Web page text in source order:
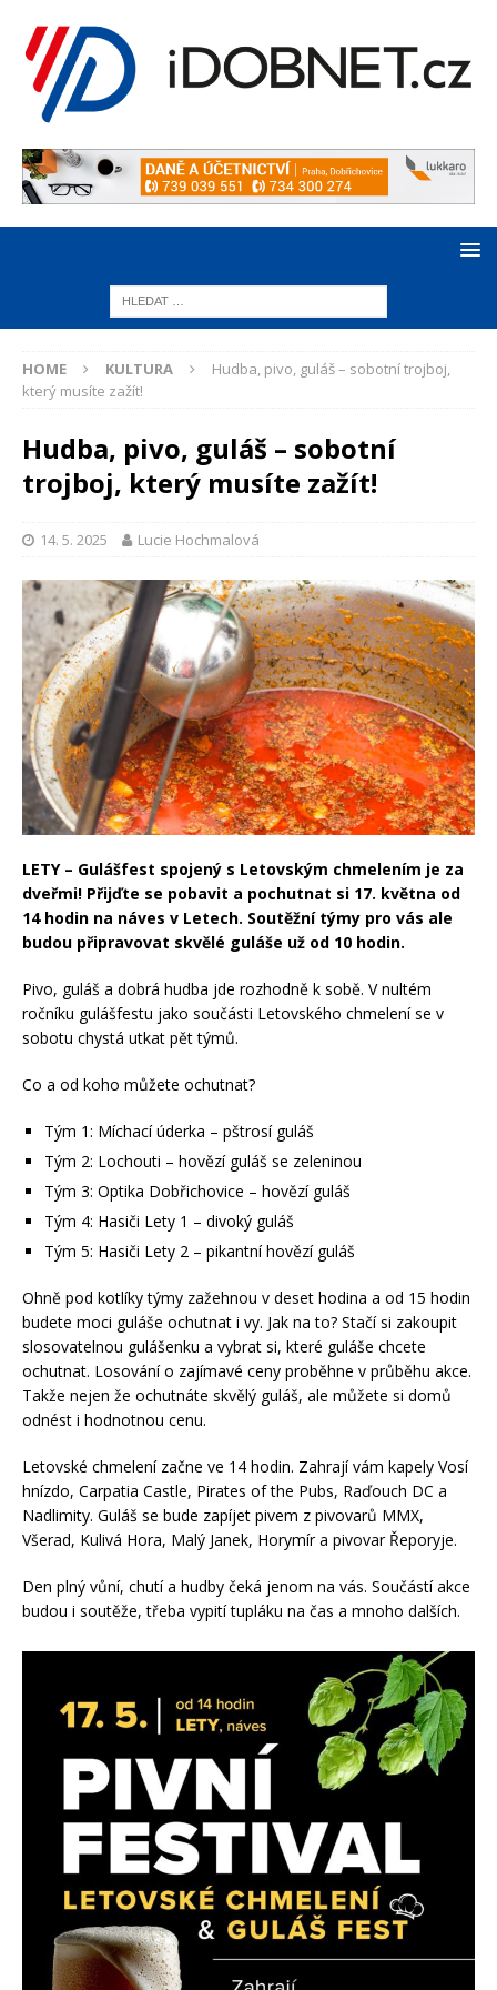
HOME KULTURA
Hudba, pivo, guláš – sobotní trojboj,
který musíte zažít!
Hudba, pivo, guláš – sobotní
trojboj, který musíte zažít!
14. 5. 2025 Lucie Hochmalová
LETY – Gulášfest spojený s Letovským chmelením je za
dveřmi! Přijďte se pobavit a pochutnat si 17. května od
14 hodin na náves v Letech. Soutěžní týmy pro vás ale
budou připravovat skvělé guláše už od 10 hodin.
Pivo, guláš a dobrá hudba jde rozhodně k sobě. V nultém
ročníku gulášfestu jako součásti Letovského chmelení se v
sobotu chystá utkat pět týmů.
Co a od koho můžete ochutnat?
Tým 1: Míchací úderka – pštrosí guláš
Tým 2: Lochouti – hovězí guláš se zeleninou
Tým 3: Optika Dobřichovice – hovězí guláš
Tým 4: Hasiči Lety 1 – divoký guláš
Tým 5: Hasiči Lety 2 – pikantní hovězí guláš
Ohně pod kotlíky týmy zažehnou v deset hodina a od 15 hodin
budete moci guláše ochutnat i vy. Jak na to? Stačí si zakoupit
slosovatelnou gulášenku a vybrat si, které guláše chcete
ochutnat. Losování o zajímavé ceny proběhne v průběhu akce.
Takže nejen že ochutnáte skvělý guláš, ale můžete si domů
odnést i hodnotnou cenu.
Letovské chmelení začne ve 14 hodin. Zahrají vám kapely Vosí
hnízdo, Carpatia Castle, Pirates of the Pubs, Raďouch DC a
Nadlimity. Guláš se bude zapíjet pivem z pivovarů MMX,
Všerad, Kulivá Hora, Malý Janek, Horymír a pivovar Řeporyje.
Den plný vůní, chutí a hudby čeká jenom na vás. Součástí akce
budou i soutěže, třeba vypití tupláku na čas a mnoho dalších.